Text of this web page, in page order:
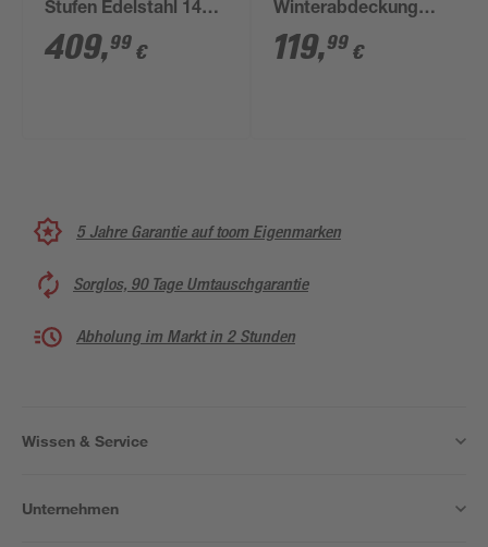
Stufen Edelstahl 149 x
15,4 cm
409,99 €
Winterabdeckung
schwarz Ø 540 cm
119,99 €
5 Jahre Garantie auf toom Eigenmarken
Sorglos, 90 Tage Umtauschgarantie
Abholung im Markt in 2 Stunden
Wissen & Service
Unternehmen